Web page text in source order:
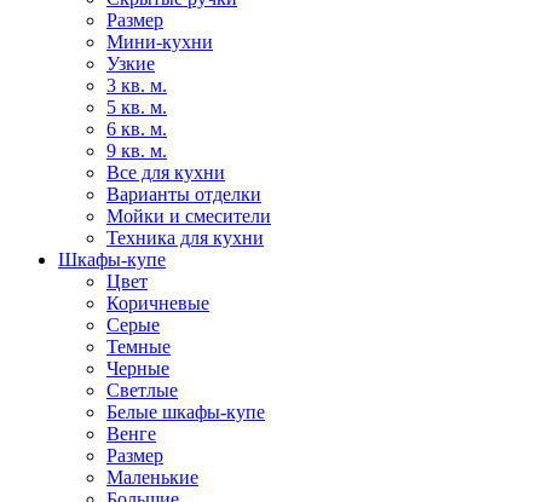
Размер
Мини-кухни
Узкие
3 кв. м.
5 кв. м.
6 кв. м.
9 кв. м.
Все для кухни
Варианты отделки
Мойки и смесители
Техника для кухни
Шкафы-купе
Цвет
Коричневые
Серые
Темные
Черные
Светлые
Белые шкафы-купе
Венге
Размер
Маленькие